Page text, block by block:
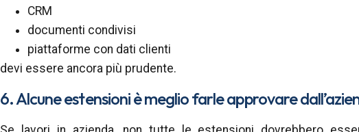
CRM
documenti condivisi
piattaforme con dati clienti
devi essere ancora più prudente.
6. Alcune estensioni è meglio farle approvare